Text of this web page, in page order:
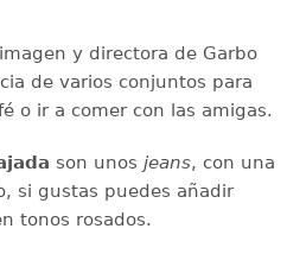
y directora de Garbo
de varios conjuntos para
o ir a comer con las amigas.
son unos jeans, con una
si gustas puedes añadir
tonos rosados.